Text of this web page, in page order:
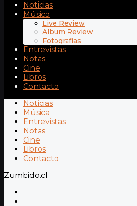
Noticias
Música
Live Review
Album Review
Fotografías
Entrevistas
Notas
Cine
Libros
Contacto
Noticias
Música
Entrevistas
Notas
Cine
Libros
Contacto
Zumbido.cl